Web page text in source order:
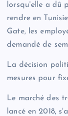
lorsqu'elle a dû
rendre en
Gate, les
demandé de
La décision
mesures pour
Le marché des
lancé en 2018,